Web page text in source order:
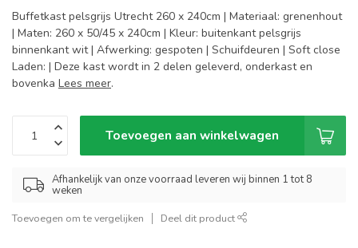
Buffetkast pelsgrijs Utrecht 260 x 240cm | Materiaal: grenenhout
| Maten: 260 x 50/45 x 240cm | Kleur: buitenkant pelsgrijs
binnenkant wit | Afwerking: gespoten | Schuifdeuren | Soft close
Laden: | Deze kast wordt in 2 delen geleverd, onderkast en
bovenka Lees meer.
Toevoegen aan winkelwagen
Afhankelijk van onze voorraad leveren wij binnen 1 tot 8
weken
Toevoegen om te vergelijken Deel dit product